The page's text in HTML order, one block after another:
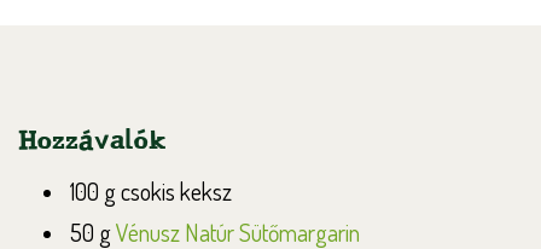
Hozzávalók
100 g csokis keksz
50 gVénusz Natúr Sütőmargarin